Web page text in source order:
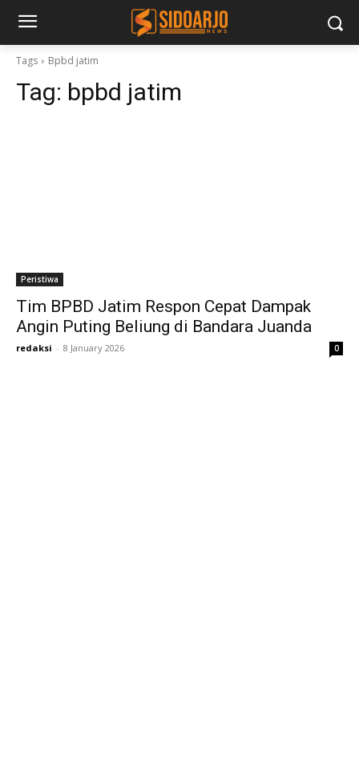
Tags Bpbd jatim
Tag: bpbd jatim
Peristiwa
Tim BPBD Jatim Respon Cepat Dampak
Angin Puting Beliung di Bandara Juanda
redaksi - 8 January 2026 0